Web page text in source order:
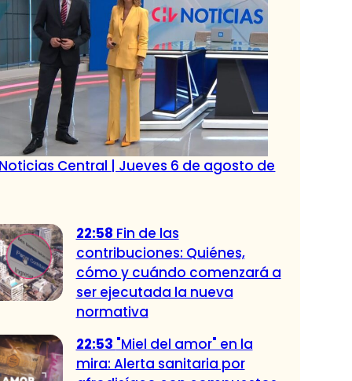
Central | Jueves 6 de agosto de
22:58 Fin de las
contribuciones: Quiénes,
cómo y cuándo comenzará a
ser ejecutada la nueva
normativa
22:53 "Miel del amor" en la
mira: Alerta sanitaria por